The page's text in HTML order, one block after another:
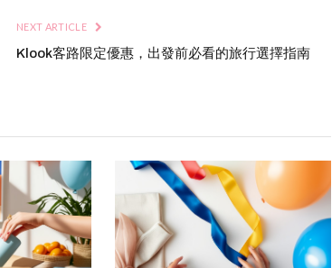
NEXT ARTICLE
Klook客路限定優惠，出發前必看的旅行選擇指南